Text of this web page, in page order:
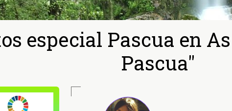
especial Pascua en
Pascua"